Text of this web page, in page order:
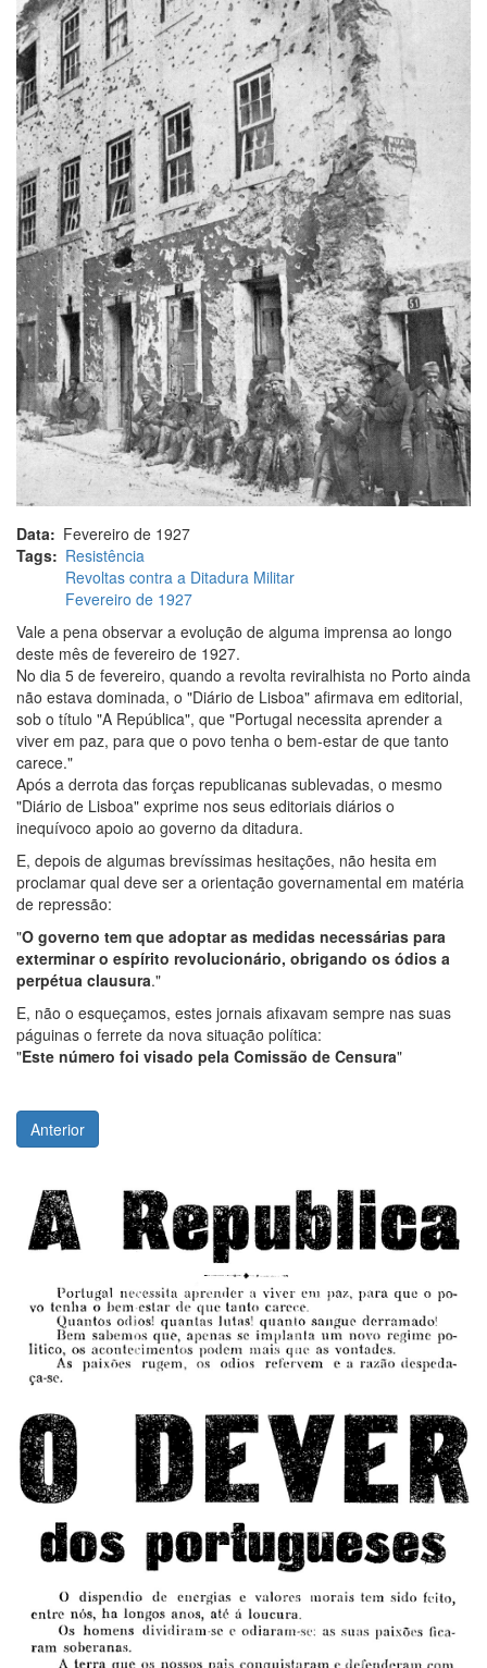
Data
Fevereiro de 1927
Tags
Resistência
Revoltas contra a Ditadura Militar
Fevereiro de 1927
Vale a pena observar a evolução de alguma imprensa ao longo
deste mês de fevereiro de 1927.
No dia 5 de fevereiro, quando a revolta reviralhista no Porto ainda
não estava dominada, o "Diário de Lisboa" afirmava em editorial,
sob o título "A República", que "Portugal necessita aprender a
viver em paz, para que o povo tenha o bem-estar de que tanto
carece."
Após a derrota das forças republicanas sublevadas, o mesmo
"Diário de Lisboa" exprime nos seus editoriais diários o
inequívoco apoio ao governo da ditadura.
E, depois de algumas brevíssimas hesitações, não hesita em
proclamar qual deve ser a orientação governamental em matéria
de repressão:
"O governo tem que adoptar as medidas necessárias para
exterminar o espírito revolucionário, obrigando os ódios a
perpétua clausura."
E, não o esqueçamos, estes jornais afixavam sempre nas suas
páguinas o ferrete da nova situação política:
"Este número foi visado pela Comissão de Censura"
Anterior